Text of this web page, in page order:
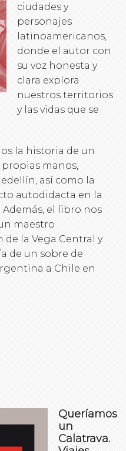
ciudades y
personajes
latinoamericanos,
donde el autor con
su voz honesta y
clara explora
nuestros territorios
y las vidas que se
la historia de un
manos,
así como la
autodidacta en la
Además, el libro nos
maestro
la Vega Central y
de un sobre de
a Chile en
Queríamos
un
Calatrava.